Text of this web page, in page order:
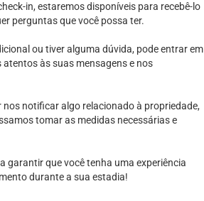
in, estaremos disponíveis para recebê-lo
perguntas que você possa ter.
ou tiver alguma dúvida, pode entrar em
às suas mensagens e nos
notificar algo relacionado à propriedade,
tomar as medidas necessárias e
garantir que você tenha uma experiência
durante a sua estadia!